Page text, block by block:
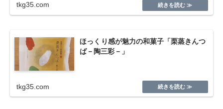
tkg35.com
ほっくり感が魅力の和菓子「栗蒸きんつ
ば－陶三彩－」
tkg35.com